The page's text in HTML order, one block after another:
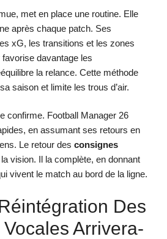
met en place une routine. Elle
après chaque patch. Ses
xG, les transitions et les zones
favorise davantage les
la relance. Cette méthode
saison et limite les trous d’air.
confirme. Football Manager 26
en assumant ses retours en
Le retour des consignes
vision. Il la complète, en donnant
vivent le match au bord de la ligne.
Des
Arrivera-